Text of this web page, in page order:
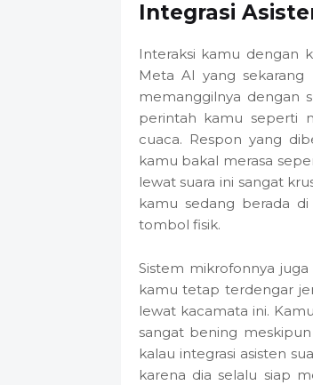
Integrasi
Interaksi kamu dengan
Meta AI yang
memanggilnya dengan
perintah kamu seperti
cuaca. Respon yang
kamu bakal merasa
lewat suara ini sangat
kamu sedang berada
tombol fisik.
Sistem mikrofonnya
kamu tetap terdengar
lewat kacamata ini.
sangat bening
kalau integrasi asisten
karena dia selalu siap